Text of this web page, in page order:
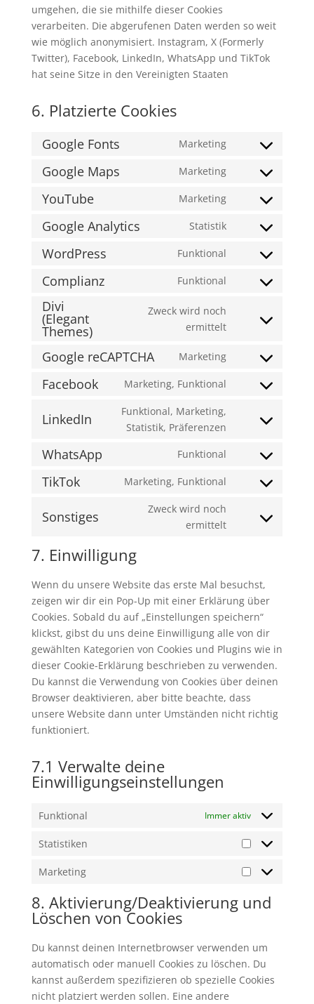
umgehen, die sie mithilfe dieser Cookies
verarbeiten. Die abgerufenen Daten werden so weit
wie möglich anonymisiert. Instagram, X (Formerly
Twitter), Facebook, LinkedIn, WhatsApp und TikTok
hat seine Sitze in den Vereinigten Staaten
6. Platzierte Cookies
Google Fonts Marketing
Consent
google-
Google Maps Marketing
Consent
google-
YouTube Marketing
Consent
youtube
Google Analytics Statistik
Consent
google-
WordPress Funktional
Consent
Complianz Funktional
Consent
service
Divi
(Elegant
Themes)
Zweck wird noch
ermittelt
Consent
service
(elegant-
Google reCAPTCHA Marketing
Consent
recaptcha
Facebook Marketing, Funktional
Consent
service
LinkedIn
Funktional, Marketing,
Statistik, Präferenzen
Consent
service
WhatsApp Funktional
Consent
TikTok Marketing, Funktional
Consent
service
Sonstiges
Zweck wird noch
ermittelt
Consent
7. Einwilligung
Wenn du unsere Website das erste Mal besuchst,
zeigen wir dir ein Pop-Up mit einer Erklärung über
Cookies. Sobald du auf „Einstellungen speichern“
klickst, gibst du uns deine Einwilligung alle von dir
gewählten Kategorien von Cookies und Plugins wie in
dieser Cookie-Erklärung beschrieben zu verwenden.
Du kannst die Verwendung von Cookies über deinen
Browser deaktivieren, aber bitte beachte, dass
unsere Website dann unter Umständen nicht richtig
funktioniert.
7.1 Verwalte deine
Einwilligungseinstellungen
Funktional Immer aktiv
Statistiken
Statistiken
Marketing
Marketing
8. Aktivierung/Deaktivierung und
Löschen von Cookies
Du kannst deinen Internetbrowser verwenden um
automatisch oder manuell Cookies zu löschen. Du
kannst außerdem spezifizieren ob spezielle Cookies
nicht platziert werden sollen. Eine andere